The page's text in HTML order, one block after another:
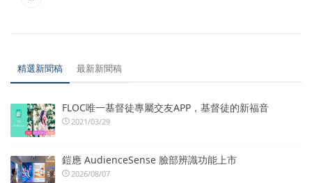
精選新聞稿 最新新聞稿
FLOC唯一基督徒專屬交友APP，基督徒的新福音
2021/03/29
鎧應 AudienceSense 臉部辨識功能上市
2026/08/07